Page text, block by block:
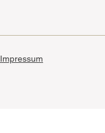
Impressum